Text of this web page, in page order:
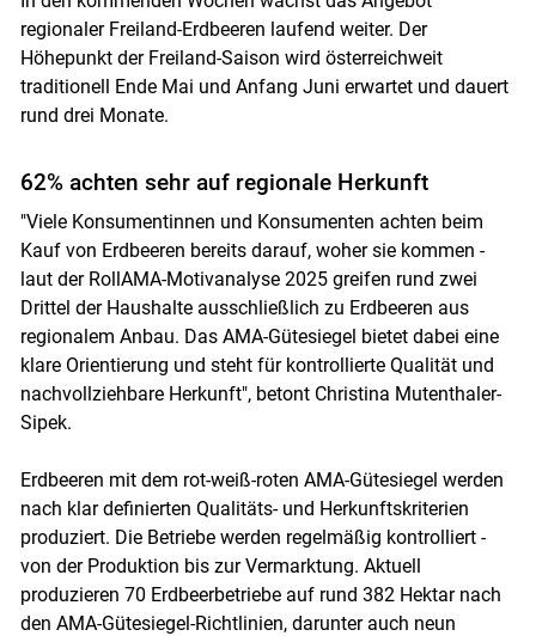
regionaler Freiland-Erdbeeren laufend weiter. Der
Höhepunkt der Freiland-Saison wird österreichweit
traditionell Ende Mai und Anfang Juni erwartet und dauert
rund drei Monate.
62% achten sehr auf regionale Herkunft
"Viele Konsumentinnen und Konsumenten achten beim
Kauf von Erdbeeren bereits darauf, woher sie kommen -
laut der RollAMA-Motivanalyse 2025 greifen rund zwei
Drittel der Haushalte ausschließlich zu Erdbeeren aus
regionalem Anbau. Das AMA-Gütesiegel bietet dabei eine
klare Orientierung und steht für kontrollierte Qualität und
nachvollziehbare Herkunft", betont Christina Mutenthaler-
Sipek.
Erdbeeren mit dem rot-weiß-roten AMA-Gütesiegel werden
nach klar definierten Qualitäts- und Herkunftskriterien
produziert. Die Betriebe werden regelmäßig kontrolliert -
von der Produktion bis zur Vermarktung. Aktuell
produzieren 70 Erdbeerbetriebe auf rund 382 Hektar nach
den AMA-Gütesiegel-Richtlinien, darunter auch neun